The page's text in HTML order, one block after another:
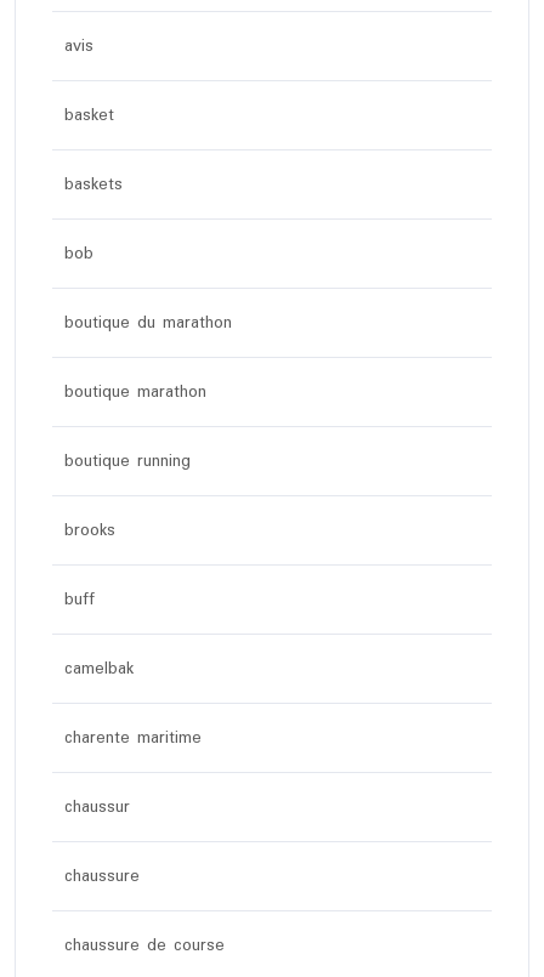
avis
basket
baskets
bob
boutique du marathon
boutique marathon
boutique running
brooks
buff
camelbak
charente maritime
chaussur
chaussure
chaussure de course